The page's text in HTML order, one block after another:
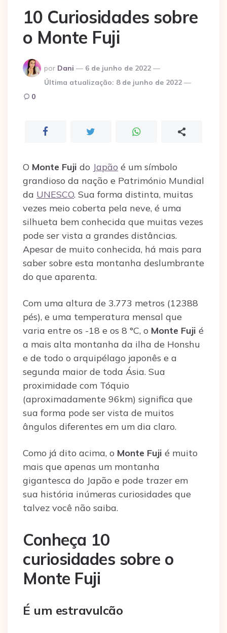
10 Curiosidades sobre
o Monte Fuji
Postado
por
por Dani
6 de junho de 2022
Última atualização: 8 de junho de 2022
0
O Monte Fuji do Japão é um símbolo
grandioso da nação e Património Mundial
da UNESCO. Sua forma distinta, muitas
vezes meio coberta pela neve, é uma
silhueta bem conhecida que muitas vezes
pode ser vista a grandes distâncias.
Apesar de muito conhecida, há mais para
saber sobre esta montanha deslumbrante
do que aparenta.
Com uma altura de 3.773 metros (12388
pés), e uma temperatura mensal que
varia entre os -18 e os 8 °C, o Monte Fuji é
a mais alta montanha da ilha de Honshu
e de todo o arquipélago japonês e a
segunda maior de toda Ásia. Sua
proximidade com Tóquio
(aproximadamente 96km) significa que
sua forma pode ser vista de muitos
ângulos diferentes em um dia claro.
Como já dito acima, o Monte Fuji é muito
mais que apenas um montanha
gigantesca do Japão e pode trazer em
sua história inúmeras curiosidades que
talvez você não saiba.
Conheça 10
curiosidades sobre o
Monte Fuji
É um estravulcão